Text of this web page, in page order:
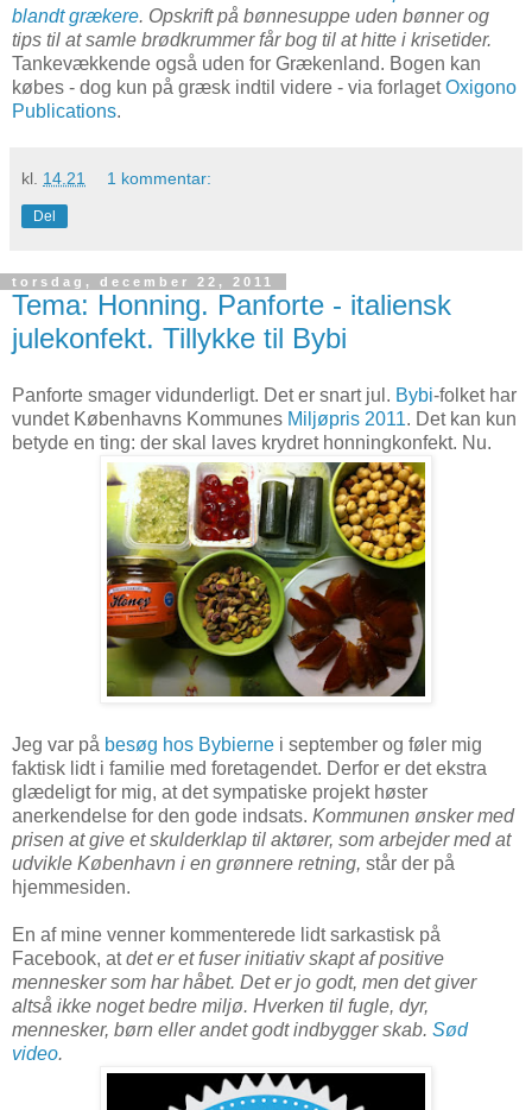
blandt grækere. Opskrift på bønnesuppe uden bønner og
tips til at samle brødkrummer får bog til at hitte i krisetider.
Tankevækkende også uden for Grækenland. Bogen kan
købes - dog kun på græsk indtil videre - via forlagetOxigono
Publications.
kl. 14.21 1 kommentar:
Del
torsdag, december 22, 2011
Tema: Honning. Panforte - italiensk
julekonfekt. Tillykke til Bybi
Panforte smager vidunderligt. Det er snart jul. Bybi-folket har
vundet Københavns Kommunes Miljøpris 2011. Det kan kun
betyde en ting: der skal laves krydret honningkonfekt. Nu.
Jeg var på besøg hos Bybierne i september og føler mig
faktisk lidt i familie med foretagendet. Derfor er det ekstra
glædeligt for mig, at det sympatiske projekt høster
anerkendelse for den gode indsats. Kommunen ønsker med
prisen at give et skulderklap til aktører, som arbejder med at
udvikle København i en grønnere retning, står der på
hjemmesiden.
En af mine venner kommenterede lidt sarkastisk på
Facebook, atdet er et fuser initiativ skapt af positive
mennesker som har håbet. Det er jo godt, men det giver
altså ikke noget bedre miljø. Hverken til fugle, dyr,
mennesker, børn eller andet godt indbygger skab. Sød
video.